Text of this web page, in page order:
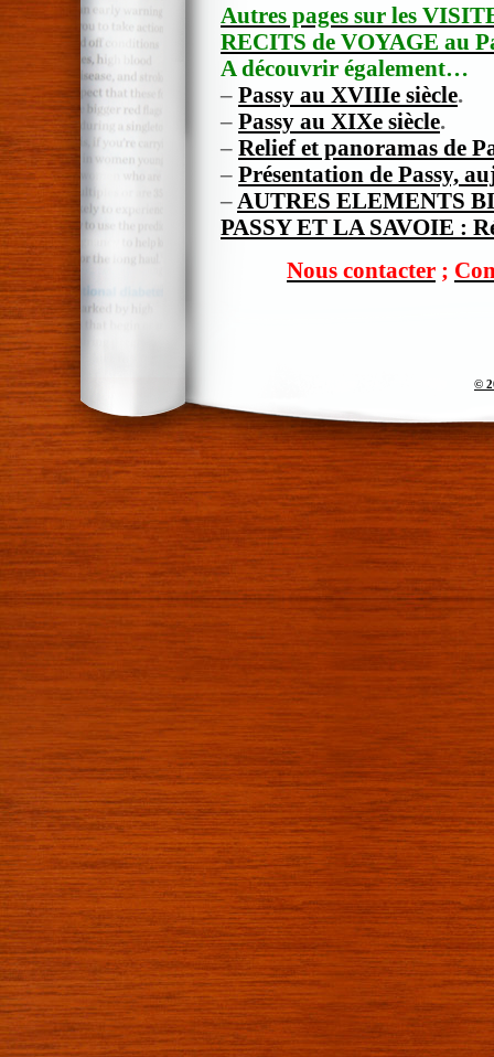
Autres pages sur les
RECITS de VOYAGE au
A découvrir également…
– Passy au XVIIIe siècle.
– Passy au XIXe siècle.
– Relief et panoramas de
– Présentation de Passy,
– AUTRES ELEMENTS
PASSY ET LA SAVOIE :
Nous contacter ;
©